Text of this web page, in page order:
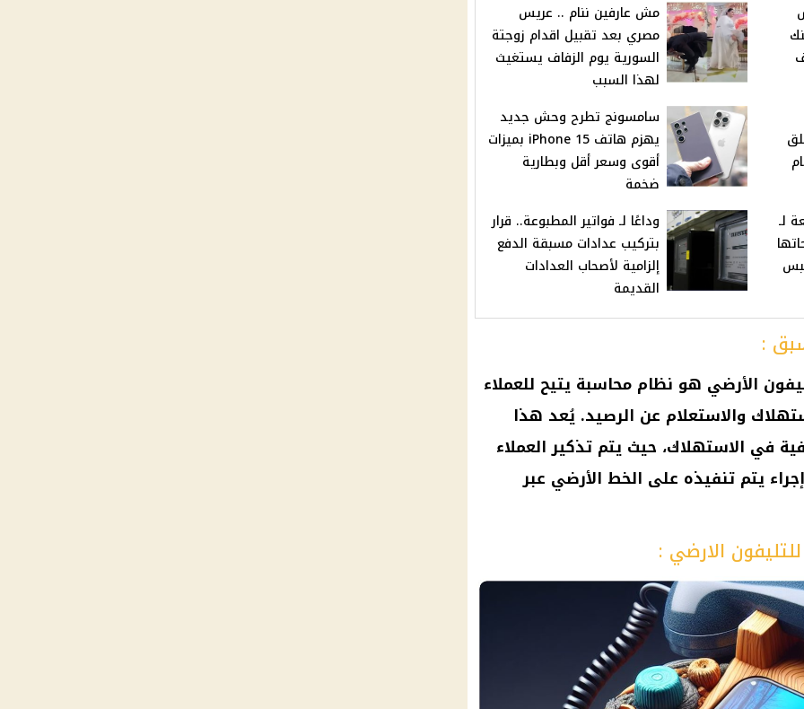
ألف
مش عارفين ننام .. عريس
مصري بعد تقبيل اقدام زوجتة
السورية يوم الزفاف يستغيث
لهذا السبب
سامسونج تطرح وحش جديد
يهزم هاتف iPhone 15 بميزات
أقوى وسعر أقل وبطارية
ضخمة
لـ
وداعًا لـ فواتير المطبوعة.. قرار
بتركيب عدادات مسبقة الدفع
إلزامية لأصحاب العدادات
القديمة
:
الأرضي هو نظام محاسبة يتيح للعملاء
والاستعلام عن الرصيد. يُعد هذا
في الاستهلاك، حيث يتم تذكير العملاء
يتم تنفيذه على الخط الأرضي عبر
الارضي :